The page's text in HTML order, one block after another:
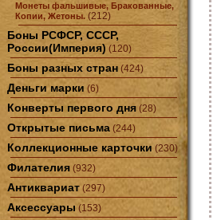
Монеты фальшивые, Бракованные,
Копии, Жетоны. (212)
Боны РСФСР, СССР,
России(Империя) (120)
Боны разных стран (424)
Деньги марки (6)
Конверты первого дня (28)
Открытые письма (244)
Коллекционные карточки (230)
Филателия (932)
Антиквариат (297)
Аксессуары (153)